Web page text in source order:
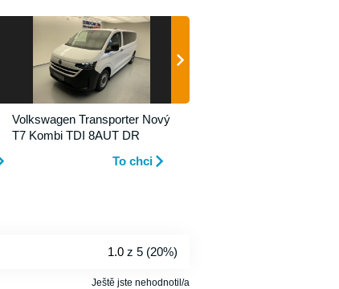
Volkswagen Transporter Nový
T7 Kombi TDI 8AUT DR
To chci
1.0 z 5 (20%)
Ještě jste nehodnotil/a